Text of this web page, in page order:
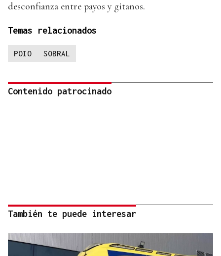
desconfianza entre payos y gitanos.
Temas relacionados
POIO SOBRAL
Contenido patrocinado
También te puede interesar